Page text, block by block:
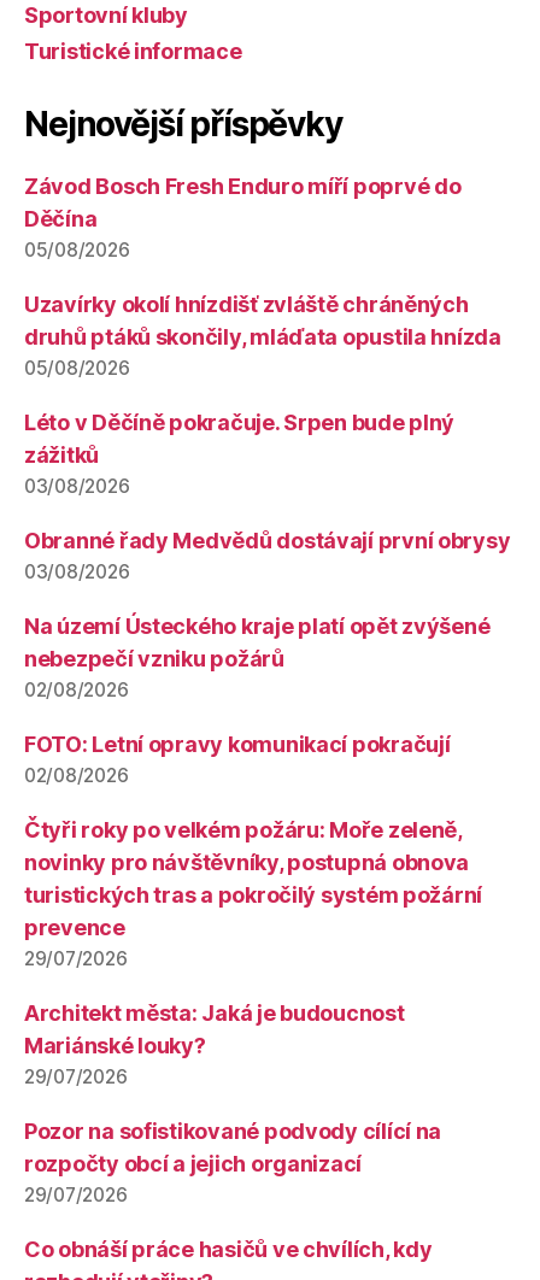
Sportovní kluby
Turistické informace
Nejnovější příspěvky
Závod Bosch Fresh Enduro míří poprvé do
Děčína
05/08/2026
Uzavírky okolí hnízdišť zvláště chráněných
druhů ptáků skončily, mláďata opustila hnízda
05/08/2026
Léto v Děčíně pokračuje. Srpen bude plný
zážitků
03/08/2026
Obranné řady Medvědů dostávají první obrysy
03/08/2026
Na území Ústeckého kraje platí opět zvýšené
nebezpečí vzniku požárů
02/08/2026
FOTO: Letní opravy komunikací pokračují
02/08/2026
Čtyři roky po velkém požáru: Moře zeleně,
novinky pro návštěvníky, postupná obnova
turistických tras a pokročilý systém požární
prevence
29/07/2026
Architekt města: Jaká je budoucnost
Mariánské louky?
29/07/2026
Pozor na sofistikované podvody cílící na
rozpočty obcí a jejich organizací
29/07/2026
Co obnáší práce hasičů ve chvílích, kdy